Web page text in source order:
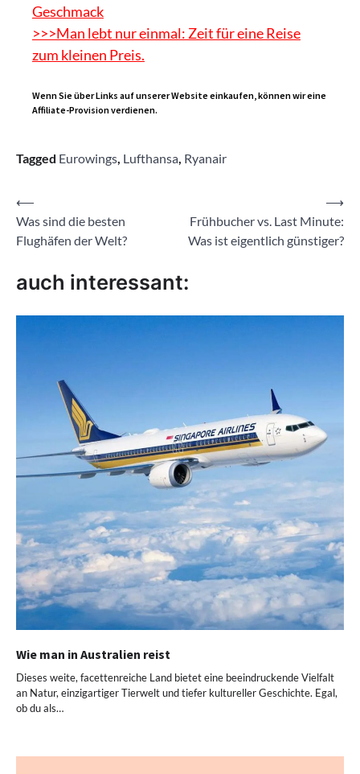
Geschmack
>>>Man lebt nur einmal: Zeit für eine Reise
zum kleinen Preis.
Wenn Sie über Links auf unserer Website einkaufen, können wir eine
Affiliate-Provision verdienen.
Tagged Eurowings Lufthansa Ryanair
Beitragsnavigation
⟵
Was sind die besten
Flughäfen der Welt?
Frühbucher vs. Last Minute:
Was ist eigentlich günstiger?
⟶
auch interessant:
Wie man in Australien reist
Dieses weite, facettenreiche Land bietet eine beeindruckende Vielfalt
an Natur, einzigartiger Tierwelt und tiefer kultureller Geschichte. Egal,
ob du als…